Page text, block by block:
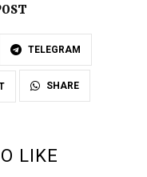
TELEGRAM
SHARE
LIKE